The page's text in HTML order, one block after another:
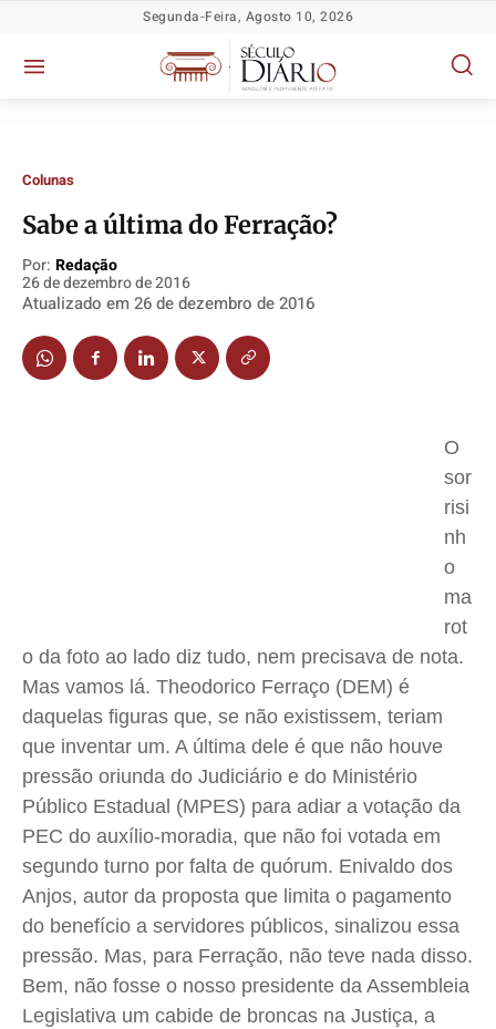
Política
TV Século
Cultura
Colunas
Gustavo Bastos
Jr Mignone (in memorian)
Wanda Sily
Publicidade Legal
Quem Somos
Política
TV Século
Cultura
Colunas
Gustavo Bastos
Jr Mignone (in memorian)
Wanda Sily
Publicidade Legal
Quem Somos
Política
TV Século
Cultura
Colunas
Gustavo Bastos
Jr Mignone (in memorian)
Wanda Sily
Publicidade Legal
Quem Somos
Política
TV Século
Cultura
Colunas
Gustavo Bastos
Jr Mignone (in memorian)
Wanda Sily
Publicidade Legal
Quem Somos
Segunda-Feira, Agosto 10, 2026
Colunas
Sabe a última do Ferração?
Por: Redação
26 de dezembro de 2016
Atualizado em 26 de dezembro de 2016
O
sor
risi
nh
o
ma
rot
o da foto ao lado diz tudo, nem precisava de nota.
Mas vamos lá. Theodorico Ferraço (DEM) é
daquelas figuras que, se não existissem, teriam
que inventar um. A última dele é que não houve
pressão oriunda do Judiciário e do Ministério
Público Estadual (MPES) para adiar a votação da
PEC do auxílio-moradia, que não foi votada em
segundo turno por falta de quórum. Enivaldo dos
Anjos, autor da proposta que limita o pagamento
do benefício a servidores públicos, sinalizou essa
pressão. Mas, para Ferração, não teve nada disso.
Bem, não fosse o nosso presidente da Assembleia
Legislativa um cabide de broncas na Justiça, a